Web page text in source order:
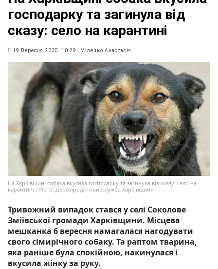
господарку та загинула від
сказу: село на карантині
19 Вересня 2025, 10:29 Міленко Анастасія
На Харківщині собака вкусила господарку та загинула від сказу: село на
карантині / Фото: Держпродспоживслужба Харківщини
Тривожний випадок стався у селі Соколове
Зміївської громади Харківщини. Місцева
мешканка 6 вересня намагалася нагодувати
свого сімирічного собаку. Та раптом тварина,
яка раніше була спокійною, накинулася і
вкусила жінку за руку.